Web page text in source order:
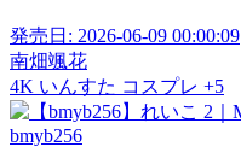
発売日: 2026-06-09 00:00:09
南畑颯花
4K いんすた コスプレ +5
bmyb256